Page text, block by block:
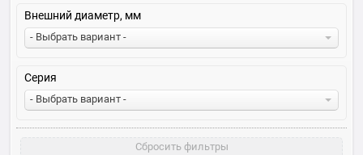
Внешний диаметр, мм
- Выбрать вариант -
Серия
- Выбрать вариант -
Сбросить фильтры